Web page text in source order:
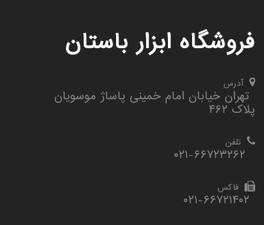
فروشگاه ابزار باستان
آدرس
تهران خیابان امام خمینی پاساژ موسویان
پلاک ۴۶۲
تلفن
فاکس
۰۲۱-۶۶۷۲۱۴۰۲